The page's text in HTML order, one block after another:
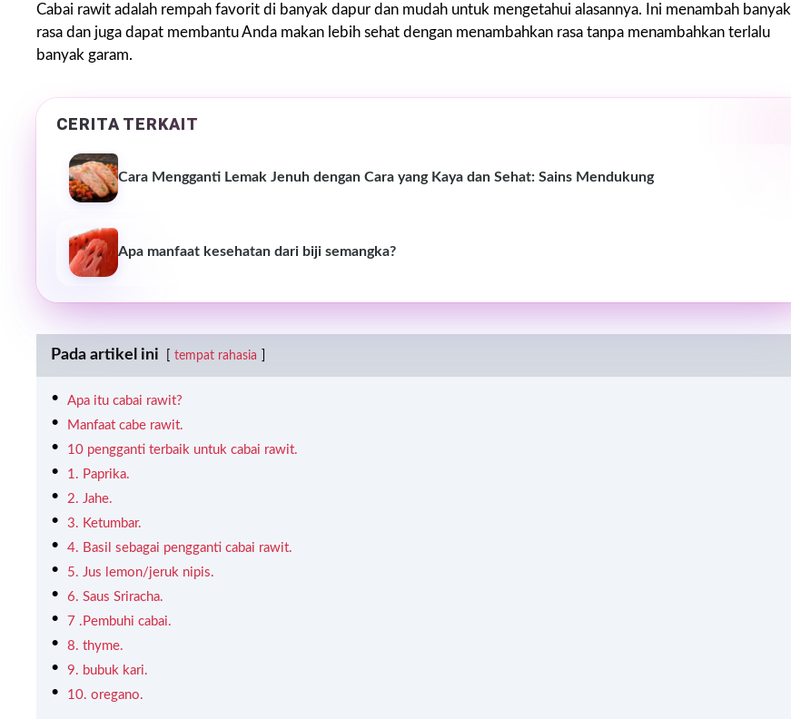
Cabai rawit adalah rempah favorit di banyak dapur dan mudah untuk mengetahui alasannya. Ini menambah banyak
rasa dan juga dapat membantu Anda makan lebih sehat dengan menambahkan rasa tanpa menambahkan terlalu
banyak garam.
CERITA TERKAIT
Cara Mengganti Lemak Jenuh dengan Cara yang Kaya dan Sehat: Sains Mendukung
Apa manfaat kesehatan dari biji semangka?
Pada artikel ini tempat rahasia
Apa itu cabai rawit?
Manfaat cabe rawit.
10 pengganti terbaik untuk cabai rawit.
1. Paprika.
2. Jahe.
3. Ketumbar.
4. Basil sebagai pengganti cabai rawit.
5. Jus lemon/jeruk nipis.
6. Saus Sriracha.
7 .Pembuhi cabai.
8. thyme.
9. bubuk kari.
10. oregano.